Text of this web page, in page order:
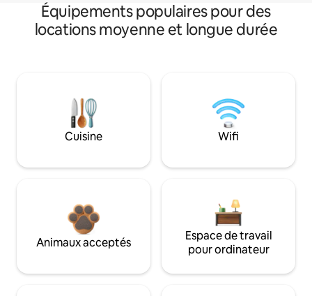
Équipements populaires pour des
locations moyenne et longue durée
Cuisine Wifi
Animaux acceptés
Espace de travail
pour ordinateur